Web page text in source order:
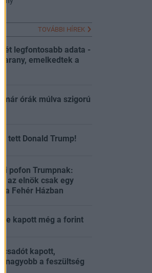
TOVÁBBI HÍREK
legfontosabb adata -
arany, emelkedtek a
már órák múlva szigorú
tett Donald Trump!
pofon Trumpnak:
az elnök csak egy
a Fehér Házban
kapott még a forint
kapott,
nagyobb a feszültség